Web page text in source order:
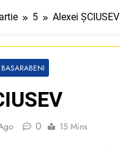
5 Alexei ȘCIUSEV
0 15 Mins